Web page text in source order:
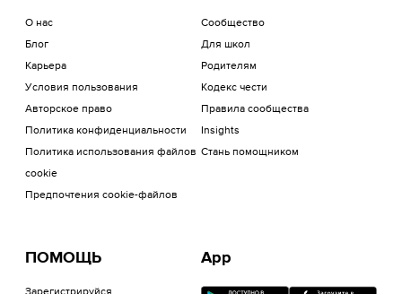
О нас
Блог
Карьера
Условия пользования
Авторское право
Политика конфиденциальности
Политика использования файлов
cookie
Предпочтения cookie-файлов
Сообщество
Для школ
Родителям
Кодекс чести
Правила сообщества
Insights
Стань помощником
ПОМОЩЬ App